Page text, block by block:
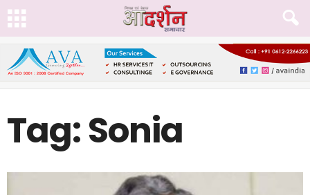
Tag: Sonia